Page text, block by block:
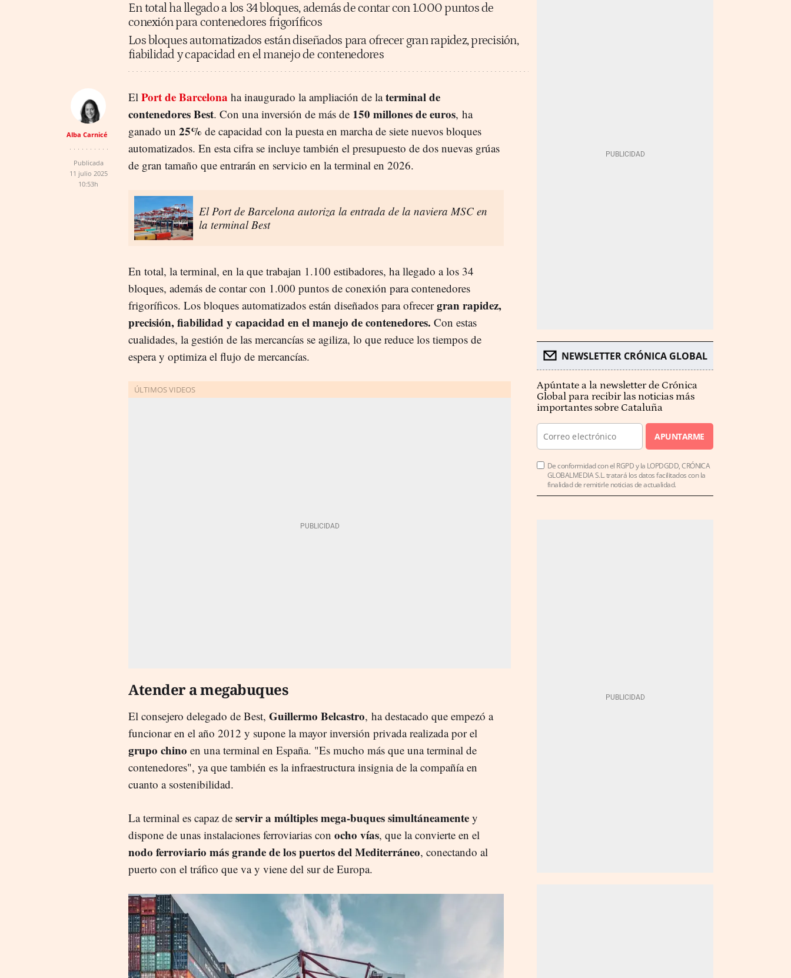
En total ha llegado a los 34 bloques, además de contar con 1.000 puntos de
conexión para contenedores frigoríficos
Los bloques automatizados están diseñados para ofrecer gran rapidez, precisión,
fiabilidad y capacidad en el manejo de contenedores
Alba Carnicé
Publicada
11 julio 2025
10:53h
El Port de Barcelona ha inaugurado la ampliación de laterminal de
contenedores Best. Con una inversión de más de 150 millones de euros, ha
ganado un 25% de capacidad con la puesta en marcha de siete nuevos bloques
automatizados. En esta cifra se incluye también el presupuesto de dos nuevas grúas
de gran tamaño que entrarán en servicio en la terminal en 2026.
El Port de Barcelona autoriza la entrada de la naviera MSC en
la terminal Best
En total, la terminal, en la que trabajan 1.100 estibadores, ha llegado a los 34
bloques, además de contar con 1.000 puntos de conexión para contenedores
frigoríficos. Los bloques automatizados están diseñados para ofrecergran rapidez,
precisión, fiabilidad y capacidad en el manejo de contenedores. Con estas
cualidades, la gestión de las mercancías se agiliza, lo que reduce los tiempos de
espera y optimiza el flujo de mercancías.
Atender a megabuques
El consejero delegado de Best, Guillermo Belcastro, ha destacado que empezó a
funcionar en el año 2012 y supone la mayor inversión privada realizada por el
grupo chino en una terminal en España. "Es mucho más que una terminal de
contenedores", ya que también es la infraestructura insignia de la compañía en
cuanto a sostenibilidad.
La terminal es capaz de servir a múltiples mega-buques simultáneamente y
dispone de unas instalaciones ferroviarias con ocho vías, que la convierte en el
nodo ferroviario más grande de los puertos del Mediterráneo, conectando al
puerto con el tráfico que va y viene del sur de Europa.
NEWSLETTER CRÓNICA GLOBAL
Apúntate a la newsletter de Crónica
Global para recibir las noticias más
importantes sobre Cataluña
APUNTARME
De conformidad con el RGPD y la LOPDGDD, CRÓNICA
GLOBALMEDIA S.L. tratará los datos facilitados con la
finalidad de remitirle noticias de actualidad.